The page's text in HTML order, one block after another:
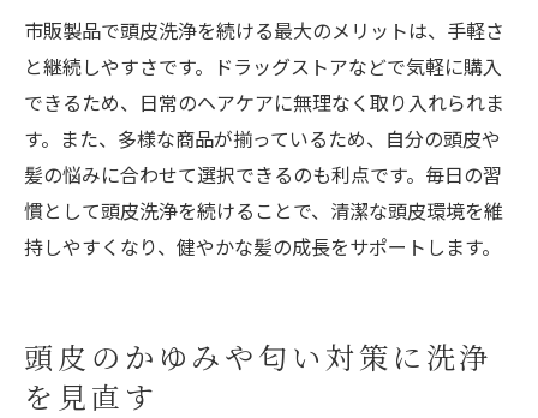
市販製品で頭皮洗浄を続ける最大のメリットは、手軽さ
と継続しやすさです。ドラッグストアなどで気軽に購入
できるため、日常のヘアケアに無理なく取り入れられま
す。また、多様な商品が揃っているため、自分の頭皮や
髪の悩みに合わせて選択できるのも利点です。毎日の習
慣として頭皮洗浄を続けることで、清潔な頭皮環境を維
持しやすくなり、健やかな髪の成長をサポートします。
頭皮のかゆみや匂い対策に洗浄
を見直す